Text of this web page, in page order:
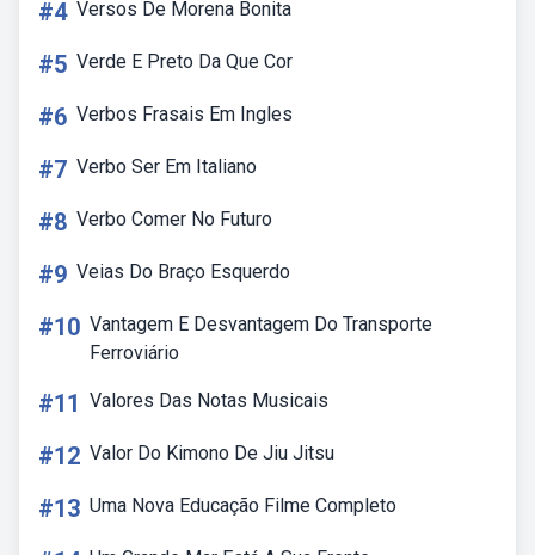
#4 Versos De Morena Bonita
#5 Verde E Preto Da Que Cor
#6 Verbos Frasais Em Ingles
#7 Verbo Ser Em Italiano
#8 Verbo Comer No Futuro
#9 Veias Do Braço Esquerdo
#10 Vantagem E Desvantagem Do Transporte
Ferroviário
#11 Valores Das Notas Musicais
#12 Valor Do Kimono De Jiu Jitsu
#13 Uma Nova Educação Filme Completo